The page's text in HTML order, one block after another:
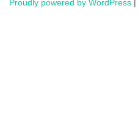
Proudly powered by WordPress |